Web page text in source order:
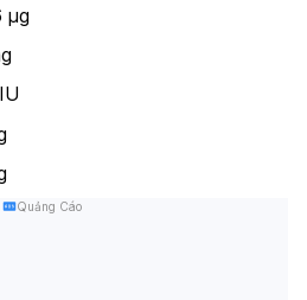
μg
Quảng Cáo